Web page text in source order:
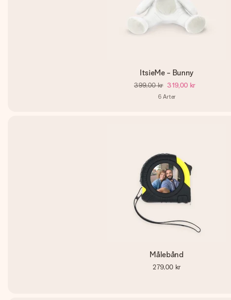
ItsieMe - Bunny
399,00 kr 319,00 kr
6 Arter
Målebånd
279,00 kr